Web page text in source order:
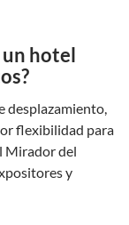
hotel
desplazamiento,
flexibilidad para
Mirador del
y